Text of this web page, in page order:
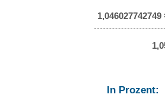
1,046027742749
In Prozent: